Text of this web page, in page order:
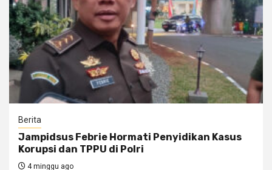
Berita
Jampidsus Febrie Hormati Penyidikan Kasus
Korupsi dan TPPU di Polri
4 minggu ago